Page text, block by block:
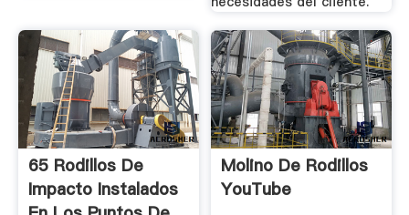
65 Rodillos De
Impacto Instalados
Molino De Rodillos
YouTube